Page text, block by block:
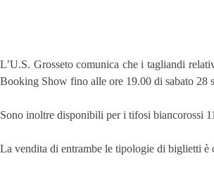
L’U.S. Grosseto comunica che i tagliandi
Booking Show fino alle ore 19.00 di sabato 28
Sono inoltre disponibili per i tifosi biancorossi
La vendita di entrambe le tipologie di biglietti è